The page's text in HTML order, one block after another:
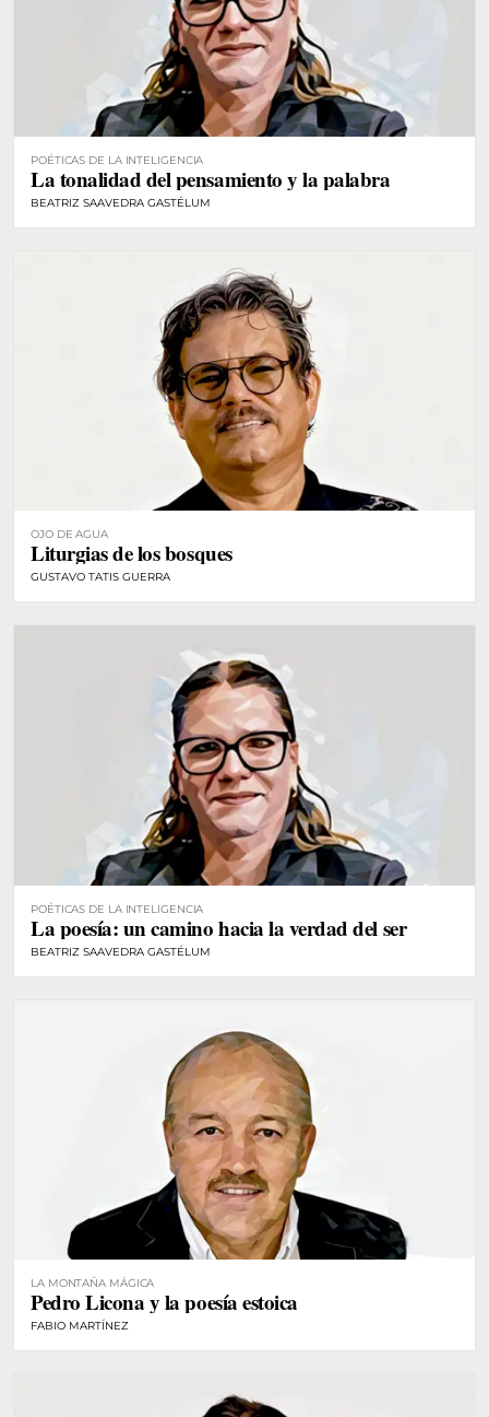
POÉTICAS DE LA INTELIGENCIA
La tonalidad del pensamiento y la palabra
BEATRIZ SAAVEDRA GASTÉLUM
OJO DE AGUA
Liturgias de los bosques
GUSTAVO TATIS GUERRA
POÉTICAS DE LA INTELIGENCIA
La poesía: un camino hacia la verdad del ser
BEATRIZ SAAVEDRA GASTÉLUM
LA MONTAÑA MÁGICA
Pedro Licona y la poesía estoica
FABIO MARTÍNEZ